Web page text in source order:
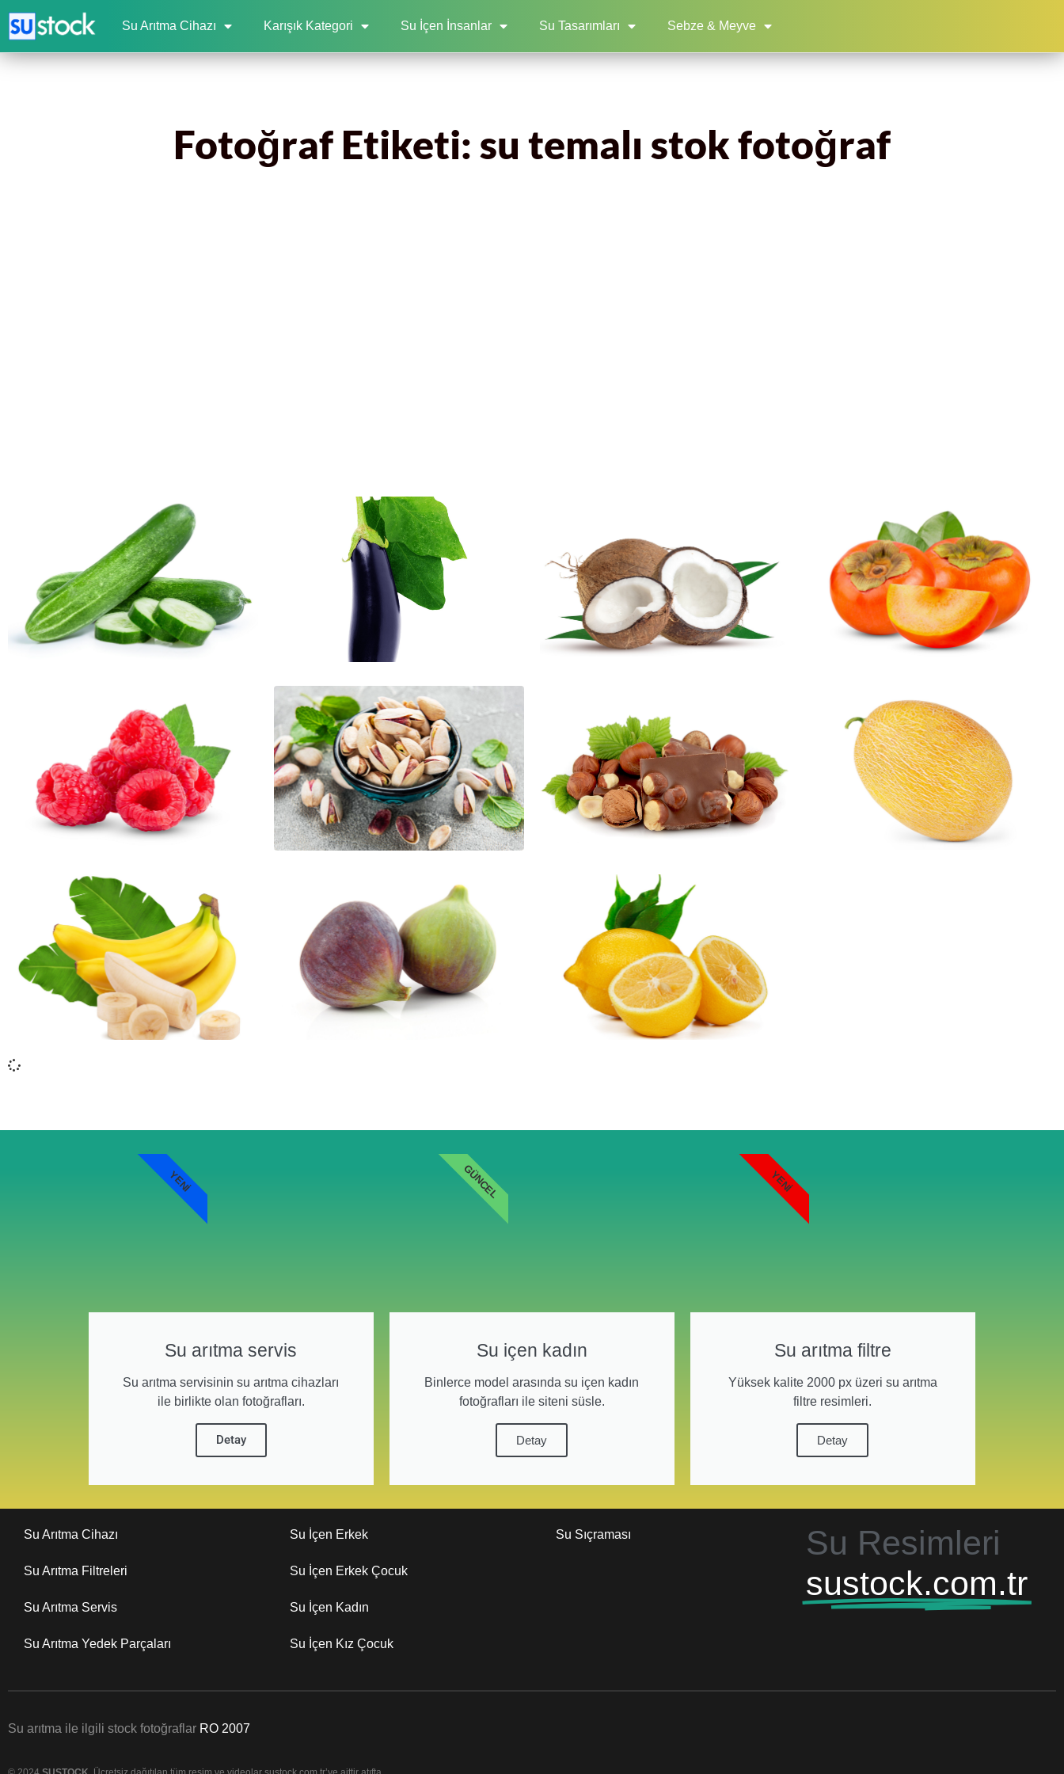
Su Arıtma Cihazı Karışık Kategori Su İçen İnsanlar Su Tasarımları Sebze & Meyve
Fotoğraf Etiketi: su temalı stok fotoğraf
Su arıtma servis
Su arıtma servisinin su arıtma cihazları
ile birlikte olan fotoğrafları.
Detay
YENI
Su içen kadın
Binlerce model arasında su içen kadın
fotoğrafları ile siteni süsle.
Detay
GÜNCEL
Su arıtma filtre
Yüksek kalite 2000 px üzeri su arıtma
filtre resimleri.
Detay
YENI
Su Arıtma Cihazı
Su Arıtma Filtreleri
Su Arıtma Servis
Su Arıtma Yedek Parçaları
Su İçen Erkek
Su İçen Erkek Çocuk
Su İçen Kadın
Su İçen Kız Çocuk
Su Sıçraması
Su Resimleri
sustock.com.tr
Su arıtma ile ilgili stock fotoğraflar RO 2007